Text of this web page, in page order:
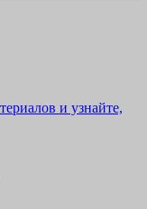
и узнайте,